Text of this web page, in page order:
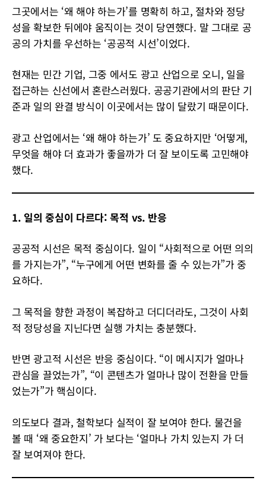
그곳에서는 ‘왜 해야 하는가’를 명확히 하고, 절차와 정당
성을 확보한 뒤에야 움직이는 것이 당연했다. 말 그대로 공
공의 가치를 우선하는 ‘공공적 시선’이었다.
현재는 민간 기업, 그중 에서도 광고 산업으로 오니, 일을
접근하는 신선에서 혼란스러웠다. 공공기관에서의 판단 기
준과 일의 완결 방식이 이곳에서는 많이 달랐기 때문이다.
광고 산업에서는 ‘왜 해야 하는가’ 도 중요하지만 ‘어떻게,
무엇을 해야 더 효과가 좋을까가 더 잘 보이도록 고민해야
했다.
1. 일의 중심이 다르다: 목적 vs. 반응
공공적 시선은 목적 중심이다. 일이 “사회적으로 어떤 의의
를 가지는가”, “누구에게 어떤 변화를 줄 수 있는가”가 중
요하다.
그 목적을 향한 과정이 복잡하고 더디더라도, 그것이 사회
적 정당성을 지닌다면 실행 가치는 충분했다.
반면 광고적 시선은 반응 중심이다. “이 메시지가 얼마나
관심을 끌었는가”, “이 콘텐츠가 얼마나 많이 전환을 만들
었는가”가 핵심이다.
의도보다 결과, 철학보다 실적이 잘 보여야 한다. 물건을
볼 때 ‘왜 중요한지’ 가 보다는 ‘얼마나 가치 있는지 가 더
잘 보여져야 한다.